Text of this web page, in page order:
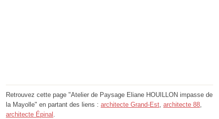
Retrouvez cette page "Atelier de Paysage Eliane HOUILLON impasse de
la Mayolle" en partant des liens : architecte Grand-Est, architecte 88,
architecte Épinal .